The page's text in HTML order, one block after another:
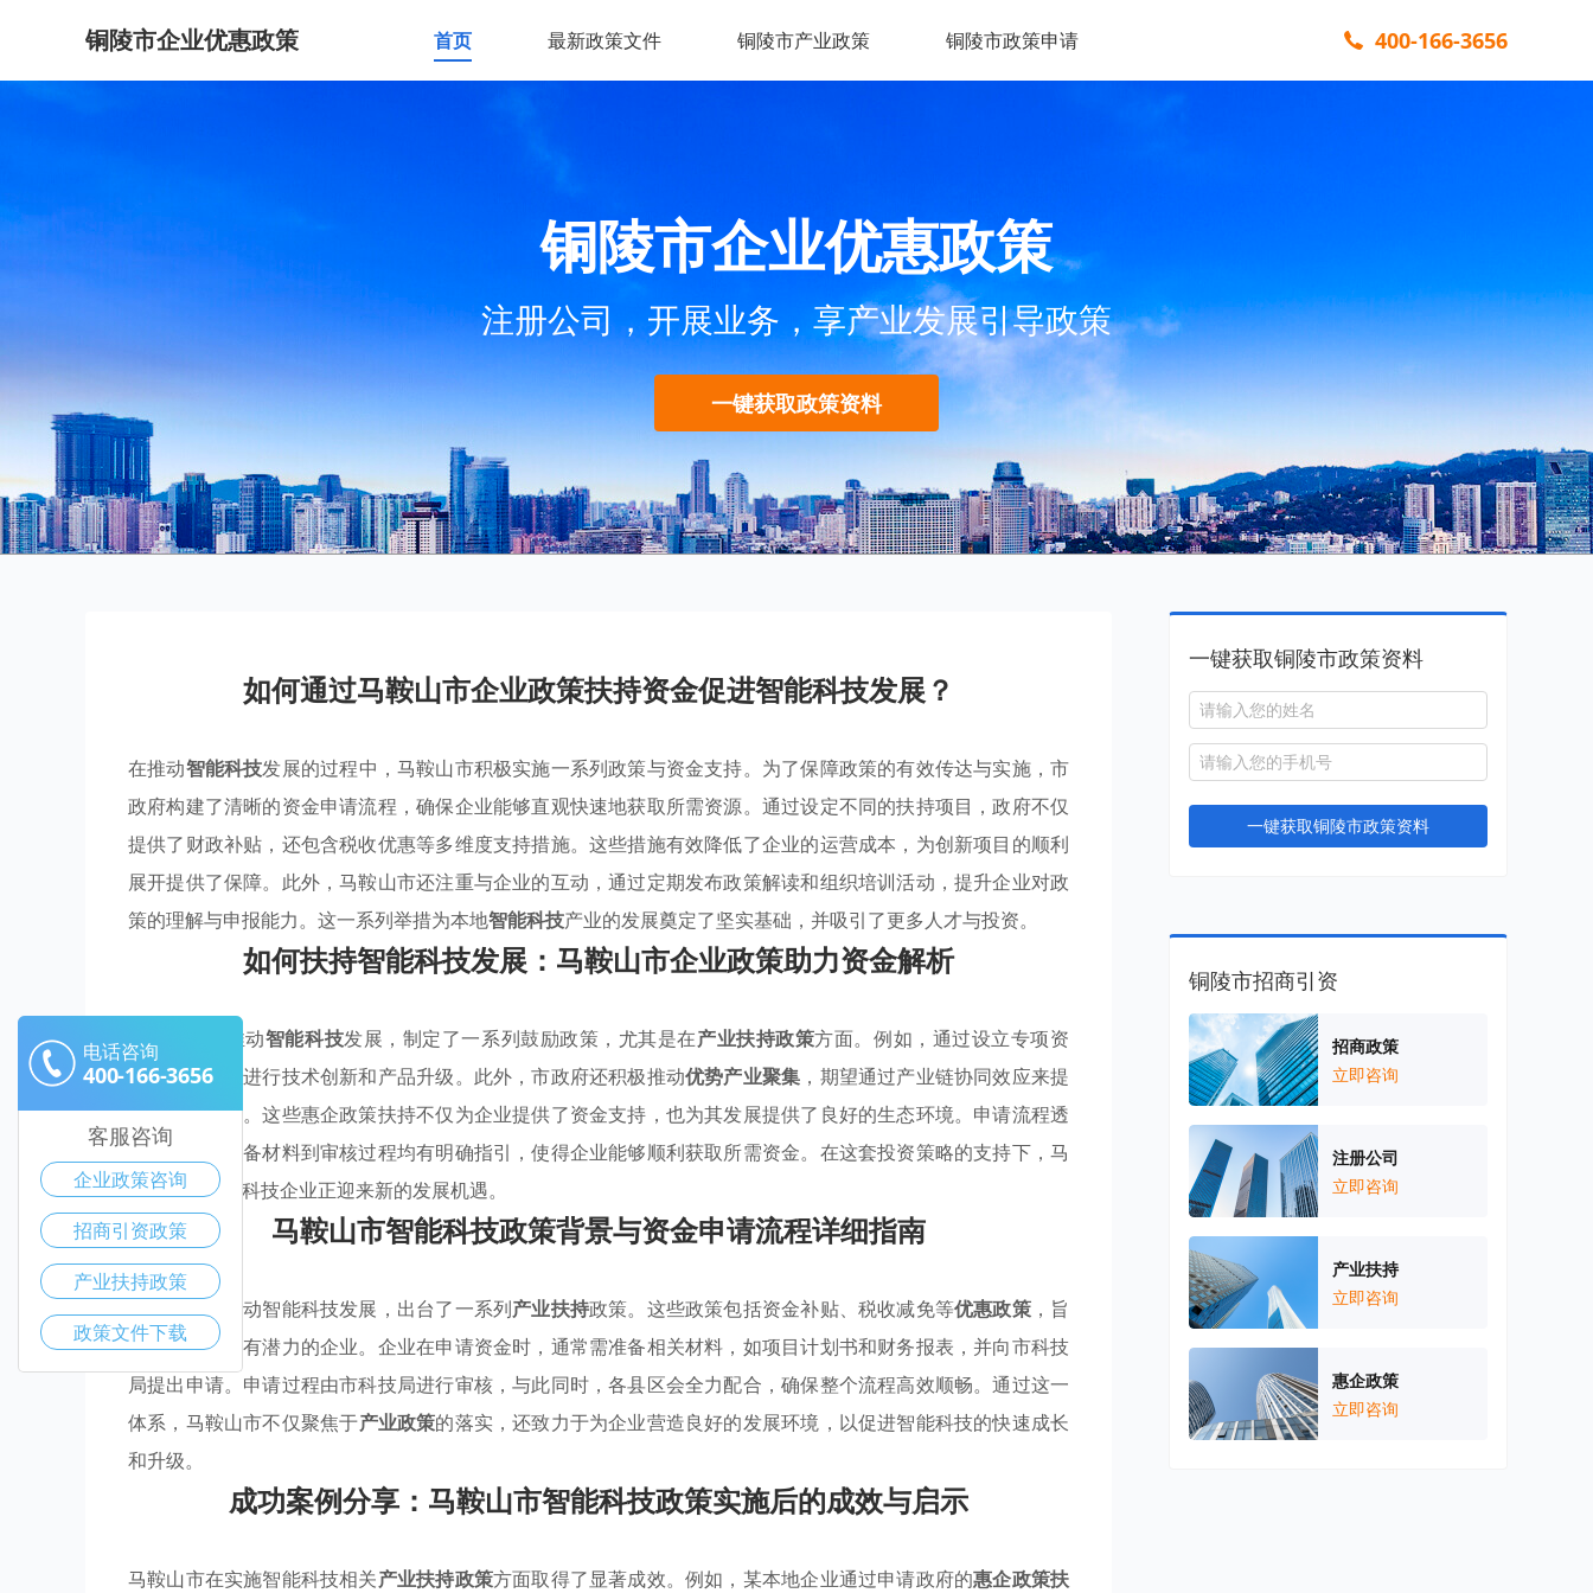
铜陵市企业优惠政策 首页 最新政策文件 铜陵市产业政策 铜陵市政策申请 400-166-3656
铜陵市企业优惠政策
注册公司，开展业务，享产业发展引导政策
一键获取政策资料
如何通过马鞍山市企业政策扶持资金促进智能科技发展？
在推动智能科技发展的过程中，马鞍山市积极实施一系列政策与资金支持。为了保障政策的有效传达与实施，市
政府构建了清晰的资金申请流程，确保企业能够直观快速地获取所需资源。通过设定不同的扶持项目，政府不仅
提供了财政补贴，还包含税收优惠等多维度支持措施。这些措施有效降低了企业的运营成本，为创新项目的顺利
展开提供了保障。此外，马鞍山市还注重与企业的互动，通过定期发布政策解读和组织培训活动，提升企业对政
策的理解与申报能力。这一系列举措为本地智能科技产业的发展奠定了坚实基础，并吸引了更多人才与投资。
如何扶持智能科技发展：马鞍山市企业政策助力资金解析
马鞍山市为推动智能科技发展，制定了一系列鼓励政策，尤其是在产业扶持政策方面。例如，通过设立专项资
金，支持企业进行技术创新和产品升级。此外，市政府还积极推动优势产业聚集 ，期望通过产业链协同效应来提
升整体竞争力。这些惠企政策扶持不仅为企业提供了资金支持，也为其发展提供了良好的生态环境。申请流程透
明高效，从准备材料到审核过程均有明确指引，使得企业能够顺利获取所需资金。在这套投资策略的支持下，马
鞍山市的智能科技企业正迎来新的发展机遇。
马鞍山市智能科技政策背景与资金申请流程详细指南
马鞍山市为推动智能科技发展，出台了一系列产业扶持政策。这些政策包括资金补贴、税收减免等优惠政策，旨
在吸引和支持有潜力的企业。企业在申请资金时，通常需准备相关材料，如项目计划书和财务报表，并向市科技
局提出申请。申请过程由市科技局进行审核，与此同时，各县区会全力配合，确保整个流程高效顺畅。通过这一
体系，马鞍山市不仅聚焦于产业政策的落实，还致力于为企业营造良好的发展环境，以促进智能科技的快速成长
和升级。
成功案例分享：马鞍山市智能科技政策实施后的成效与启示
马鞍山市在实施智能科技相关产业扶持政策方面取得了显著成效。例如，某本地企业通过申请政府的惠企政策扶
一键获取铜陵市政策资料
一键获取铜陵市政策资料
铜陵市招商引资
招商政策
立即咨询
注册公司
立即咨询
产业扶持
立即咨询
惠企政策
立即咨询
电话咨询
400-166-3656
客服咨询
企业政策咨询
招商引资政策
产业扶持政策
政策文件下载